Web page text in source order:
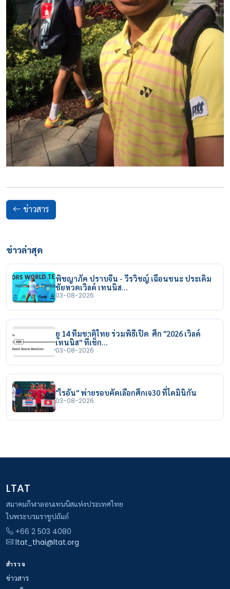
ข่าวสาร
ข่าวล่าสุด
พิชญาภัค ปราบจีน - วีรวิชญ์ เฉือนชนะ ประเดิม
ชัยหวดเวิลด์ เทนนิส…
03-08-2026
ยู 14 ทีมชาติไทย ร่วมพิธีเปิด ศึก "2026 เวิลด์
เทนนิส" ที่เช็ก…
03-08-2026
"ไรอัน" พ่ายรอบคัดเลือกศึกเจ30 ที่โดมินิกัน
03-08-2026
LTAT
สมาคมกีฬาลอนเทนนิสแห่งประเทศไทย
ในพระบรมราชูปถัมภ์
+66 2 503 4080
ltat_thai@ltat.org
สำรวจ
ข่าวสาร